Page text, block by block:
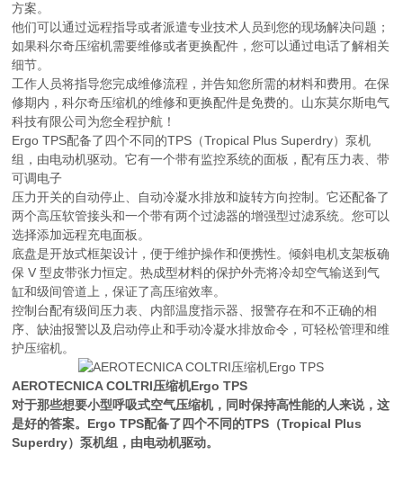
方案。
他们可以通过远程指导或者派遣专业技术人员到您的现场解决问题；
如果科尔奇压缩机需要维修或者更换配件，您可以通过电话了解相关
细节。
工作人员将指导您完成维修流程，并告知您所需的材料和费用。在保
修期内，科尔奇压缩机的维修和更换配件是免费的。山东莫尔斯电气
科技有限公司为您全程护航！
Ergo TPS配备了四个不同的TPS（Tropical Plus Superdry）泵机
组，由电动机驱动。它有一个带有监控系统的面板，配有压力表、带
可调电子
压力开关的自动停止、自动冷凝水排放和旋转方向控制。它还配备了
两个高压软管接头和一个带有两个过滤器的增强型过滤系统。您可以
选择添加远程充电面板。
底盘是开放式框架设计，便于维护操作和便携性。倾斜电机支架板确
保 V 型皮带张力恒定。热成型材料的保护外壳将冷却空气输送到气
缸和级间管道上，保证了高压缩效率。
控制台配有级间压力表、内部温度指示器、报警存在和不正确的相
序、缺油报警以及启动停止和手动冷凝水排放命令，可轻松管理和维
护压缩机。
AEROTECNICA COLTRI压缩机Ergo TPS
对于那些想要小型呼吸式空气压缩机，同时保持高性能的人来说，这
是好的答案。Ergo TPS配备了四个不同的TPS（Tropical Plus
Superdry）泵机组，由电动机驱动。